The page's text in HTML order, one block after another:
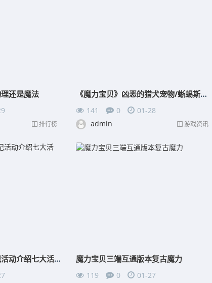
还是魔法
排行榜
《魔力宝贝》凶恶的猎犬宠物/蜥蜴斯普怎么得怎么样
141 0
01-28
admin
游戏资讯
《魔力宝贝》混沌战记活动介绍七大活动等你来 魔力宝贝三端互通版本复古魔力
119 0
01-27